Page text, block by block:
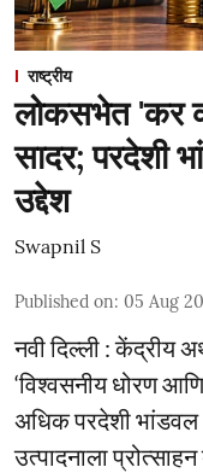
राष्ट्रीय
लोकसभेत 'कर
सादर; परदेशी
उद्देश
Swapnil S
Published on: 05 Aug
नवी दिल्ली : केंद्रीय
‘विश्वसनीय धोरण
अधिक परदेशी भांडवल
उत्पादनाला